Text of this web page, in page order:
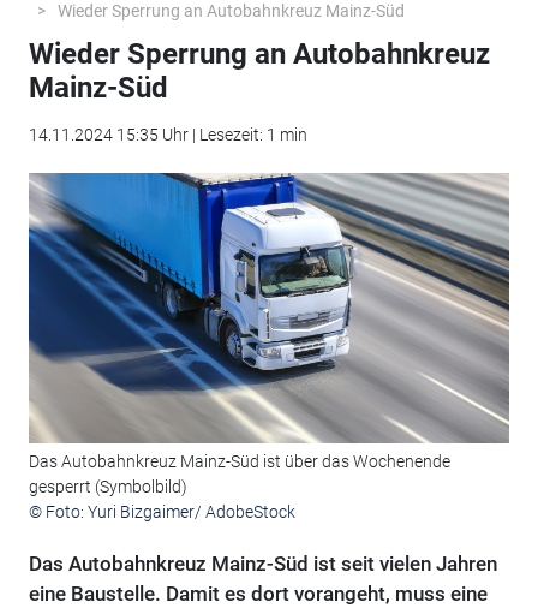
Wieder Sperrung an Autobahnkreuz Mainz-Süd
Wieder Sperrung an Autobahnkreuz
Mainz-Süd
14.11.2024 15:35 Uhr | Lesezeit: 1 min
Das Autobahnkreuz Mainz-Süd ist über das Wochenende
gesperrt (Symbolbild)
© Foto: Yuri Bizgaimer/ AdobeStock
Das Autobahnkreuz Mainz-Süd ist seit vielen Jahren
eine Baustelle. Damit es dort vorangeht, muss eine